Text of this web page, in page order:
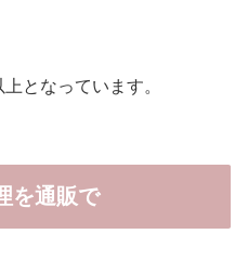
となっています。
を通販で